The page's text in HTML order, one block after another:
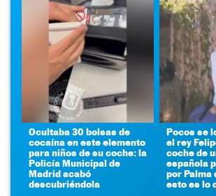
Ocultaba 30 bolsas de
cocaína en este elemento
para niños de su coche: la
Policía Municipal de
Madrid acabó
descubriéndola
Pocos se
el rey
coche de
española
por Palma
esto es lo